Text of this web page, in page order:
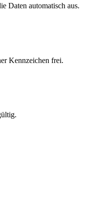
Daten automatisch aus.
Kennzeichen frei.